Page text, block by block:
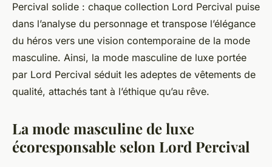
Percival solide : chaque collection Lord Percival puise
dans l’analyse du personnage et transpose l’élégance
du héros vers une vision contemporaine de la mode
masculine. Ainsi, la mode masculine de luxe portée
par Lord Percival séduit les adeptes de vêtements de
qualité, attachés tant à l’éthique qu’au rêve.
La mode masculine de luxe
écoresponsable selon Lord Percival